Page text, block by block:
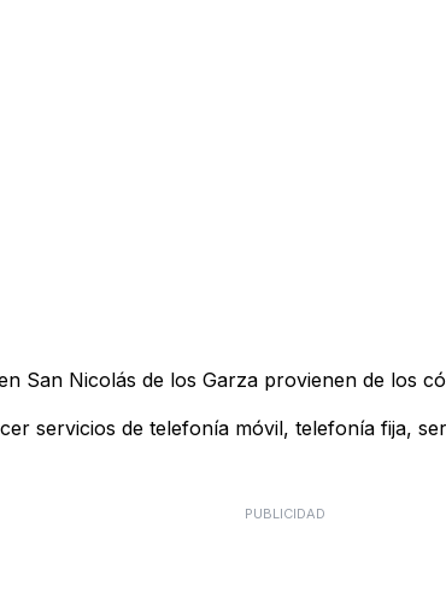
San Nicolás de los Garza provienen de los
servicios de telefonía móvil, telefonía fija,
PUBLICIDAD